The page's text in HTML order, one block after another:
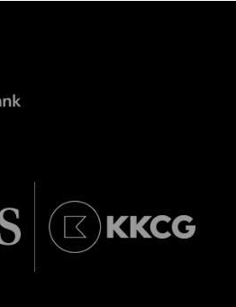
Close
«FLÖTRABASS» IM KKL
City Lights